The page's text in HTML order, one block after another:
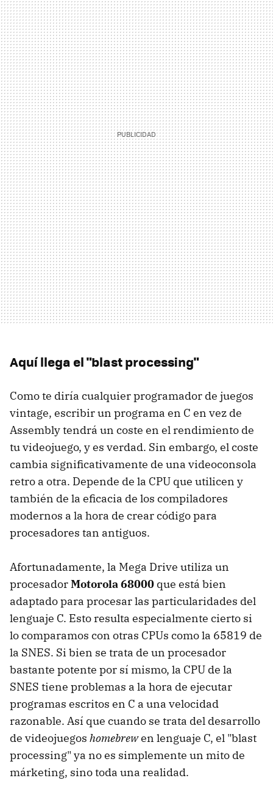
Aquí llega el "blast processing"
Como te diría cualquier programador de juegos
vintage, escribir un programa en C en vez de
Assembly tendrá un coste en el rendimiento de
tu videojuego, y es verdad. Sin embargo, el coste
cambia significativamente de una videoconsola
retro a otra. Depende de la CPU que utilicen y
también de la eficacia de los compiladores
modernos a la hora de crear código para
procesadores tan antiguos.
Afortunadamente, la Mega Drive utiliza un
procesadorMotorola 68000 que está bien
adaptado para procesar las particularidades del
lenguaje C. Esto resulta especialmente cierto si
lo comparamos con otras CPUs como la 65819 de
la SNES. Si bien se trata de un procesador
bastante potente por sí mismo, la CPU de la
SNES tiene problemas a la hora de ejecutar
programas escritos en C a una velocidad
razonable. Así que cuando se trata del desarrollo
de videojuegos homebrewen lenguaje C, el "blast
processing" ya no es simplemente un mito de
márketing, sino toda una realidad.